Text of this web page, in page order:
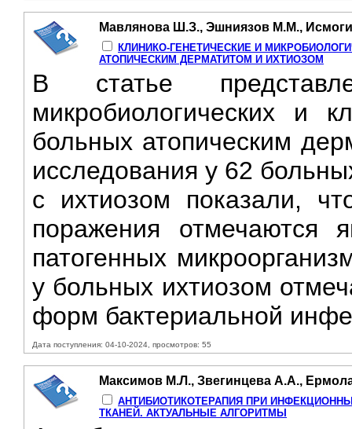
Мавлянова Ш.З., Эшниязов М.М.,
КЛИНИКО-ГЕНЕТИЧЕСКИЕ И
АТОПИЧЕСКИМ ДЕРМАТИТОМ И ИХТИОЗОМ
В статье
микробиологических и
больных атопическим
исследования у 62
с ихтиозом показали,
поражения отмечаются
патогенных
у больных ихтиозом
форм бактериальной
Дата поступления: 04-10-2024, просмотров: 55
Максимов М.Л., Звегинцева А.А.,
АНТИБИОТИКОТЕРАПИЯ ПРИ
ТКАНЕЙ. АКТУАЛЬНЫЕ АЛГОРИТМЫ